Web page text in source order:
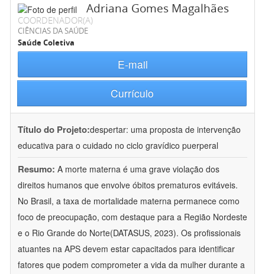
Adriana Gomes Magalhães
COORDENADOR(A)
CIÊNCIAS DA SAÚDE
Saúde Coletiva
E-mail
Currículo
Título do Projeto:despertar: uma proposta de intervenção
educativa para o cuidado no ciclo gravídico puerperal
Resumo: A morte materna é uma grave violação dos
direitos humanos que envolve óbitos prematuros evitáveis.
No Brasil, a taxa de mortalidade materna permanece como
foco de preocupação, com destaque para a Região Nordeste
e o Rio Grande do Norte(DATASUS, 2023). Os profissionais
atuantes na APS devem estar capacitados para identificar
fatores que podem comprometer a vida da mulher durante a